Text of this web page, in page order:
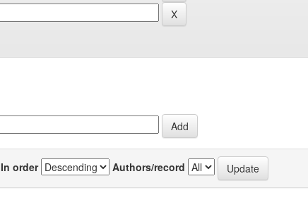
In order Authors/record